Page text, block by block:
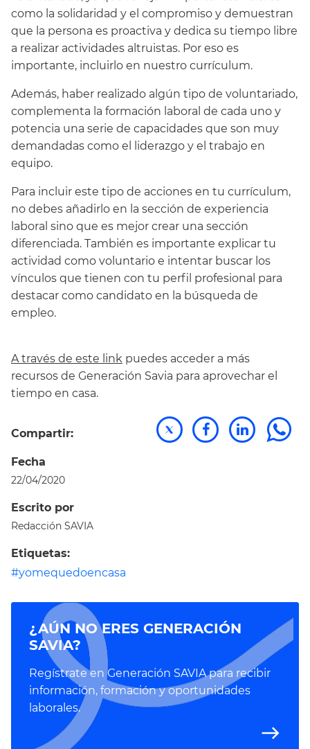
como la solidaridad y el compromiso y demuestran
que la persona es proactiva y dedica su tiempo libre
a realizar actividades altruistas. Por eso es
importante, incluirlo en nuestro currículum.
Además, haber realizado algún tipo de voluntariado,
complementa la formación laboral de cada uno y
potencia una serie de capacidades que son muy
demandadas como el liderazgo y el trabajo en
equipo.
Para incluir este tipo de acciones en tu currículum,
no debes añadirlo en la sección de experiencia
laboral sino que es mejor crear una sección
diferenciada. También es importante explicar tu
actividad como voluntario e intentar buscar los
vínculos que tienen con tu perfil profesional para
destacar como candidato en la búsqueda de
empleo.
A través de este link puedes acceder a más
recursos de Generación Savia para aprovechar el
tiempo en casa.
Compartir:
Fecha
22/04/2020
Escrito por
Redacción SAVIA
Etiquetas:
#yomequedoencasa
¿AÚN NO ERES GENERACIÓN
SAVIA?
Regístrate en Generación SAVIA para recibir
información, formación y oportunidades
laborales.
east